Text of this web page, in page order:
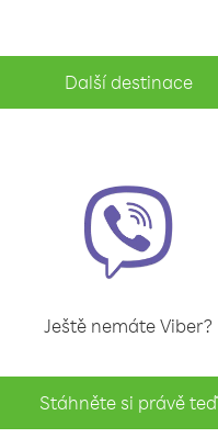
Další destinace
Ještě nemáte Viber?
Stáhněte si právě teď